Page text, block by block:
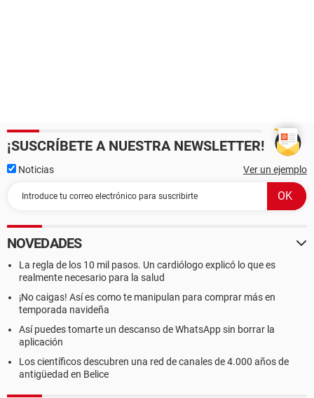
¡SUSCRÍBETE A NUESTRA NEWSLETTER!
Noticias Ver un ejemplo
NOVEDADES
La regla de los 10 mil pasos. Un cardiólogo explicó lo que es
realmente necesario para la salud
¡No caigas! Así es como te manipulan para comprar más en
temporada navideña
Así puedes tomarte un descanso de WhatsApp sin borrar la
aplicación
Los científicos descubren una red de canales de 4.000 años de
antigüedad en Belice